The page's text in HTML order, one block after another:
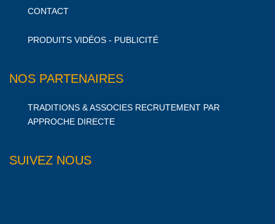
CONTACT
PRODUITS VIDÉOS - PUBLICITÉ
NOS PARTENAIRES
TRADITIONS & ASSOCIES RECRUTEMENT PAR
APPROCHE DIRECTE
SUIVEZ NOUS